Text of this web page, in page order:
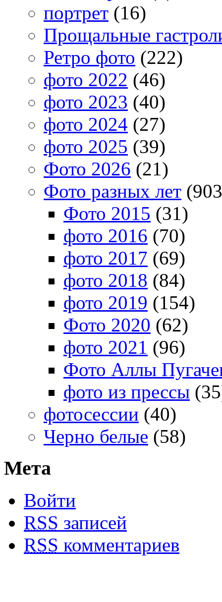
портрет (16)
Прощальные
Ретро фото (222)
фото 2022 (46)
фото 2023 (40)
фото 2024 (27)
фото 2025 (39)
Фото 2026 (21)
Фото разных лет
Фото 2015 (31)
фото 2016 (70)
фото 2017 (69)
фото 2018 (84)
фото 2019 (154)
Фото 2020 (62)
фото 2021 (96)
Фото Аллы
фото из прессы
фотосессии (40)
Черно белые (58)
Мета
Войти
RSS записей
RSS комментариев